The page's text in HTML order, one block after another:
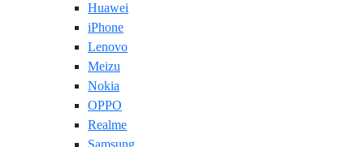
Huawei
iPhone
Lenovo
Meizu
Nokia
OPPO
Realme